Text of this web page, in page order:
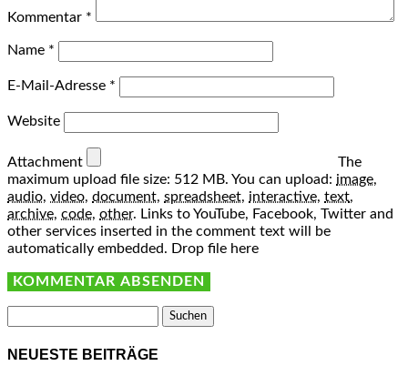
Kommentar *
Name *
E-Mail-Adresse *
Website
Attachment
The
maximum upload file size: 512 MB. You can upload: image,
audio, video, document, spreadsheet, interactive, text,
archive, code, other. Links to YouTube, Facebook, Twitter and
other services inserted in the comment text will be
automatically embedded. Drop file here
nach:
NEUESTE BEITRÄGE